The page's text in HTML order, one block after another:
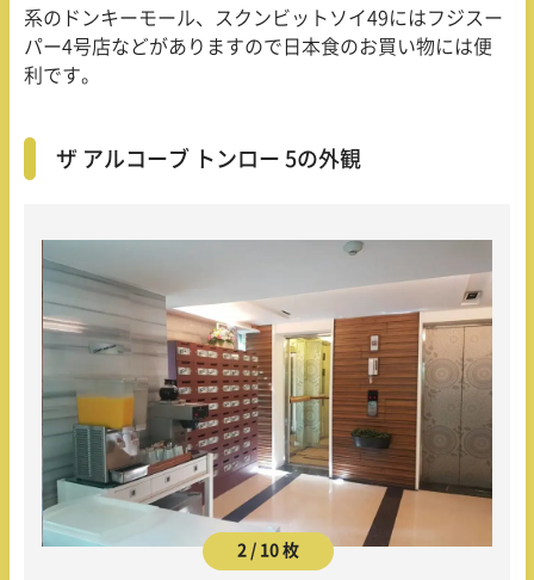
系のドンキーモール、スクンビットソイ49にはフジスー
パー4号店などがありますので日本食のお買い物には便
利です。
ザ アルコーブ トンロー 5の外観
2 / 10 枚